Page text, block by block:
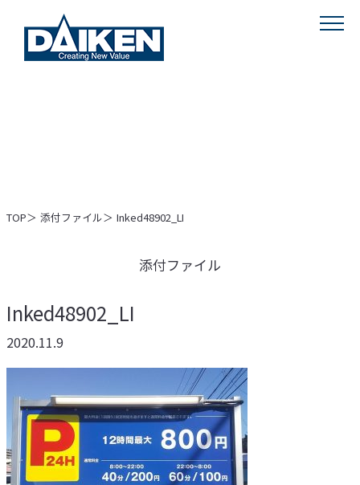
TOP 添付ファイル Inked48902_LI
添付ファイル
Inked48902_LI
2020.11.9